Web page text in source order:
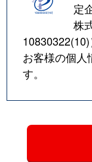
定
株
10830322(10)
お客様の個人
す。